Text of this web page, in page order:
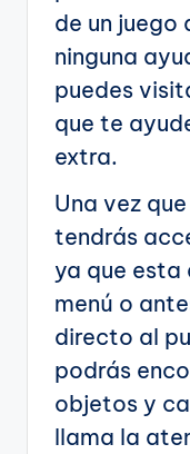
de un juego
ninguna
puedes
que te
extra.
Una vez
tendrás
ya que esta
menú o
directo al
podrás
objetos y
llama la